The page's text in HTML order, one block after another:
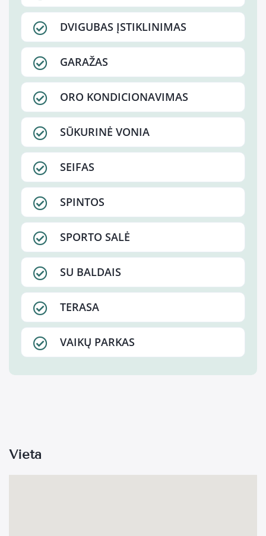
DVIGUBAS ĮSTIKLINIMAS
GARAŽAS
ORO KONDICIONAVIMAS
SŪKURINĖ VONIA
SEIFAS
SPINTOS
SPORTO SALĖ
SU BALDAIS
TERASA
VAIKŲ PARKAS
Vieta